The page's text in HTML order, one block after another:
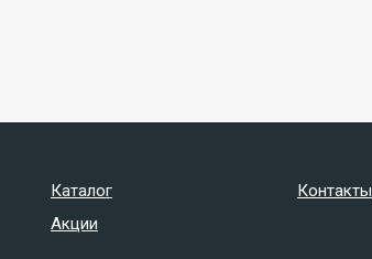
Каталог
Акции
Контакты